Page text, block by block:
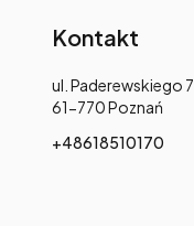
Kontakt
Adres:
ul. Paderewskiego 7
61-770 Poznań
+48618510170